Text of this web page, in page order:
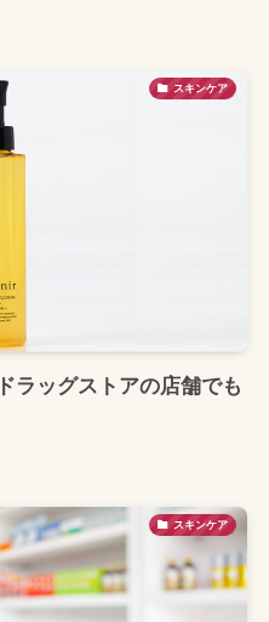
スキンケア
ラッグストアの店舗でも
スキンケア